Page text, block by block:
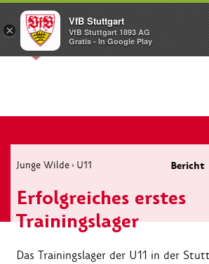
Junge Wilde › U11 Bericht
Erfolgreiches erstes
Trainingslager
Das Trainingslager der U11 in der
×
VfB Stuttgart
VfB Stuttgart 1893 AG
Gratis - In Google Play